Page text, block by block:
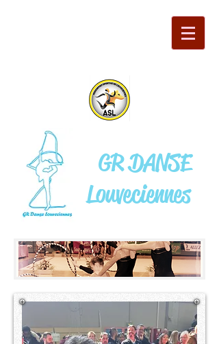
GR DANSE
Louveciennes